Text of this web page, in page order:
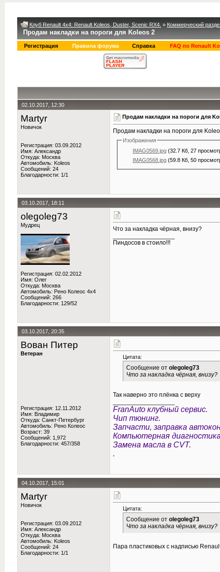
Клуб Renault 4x4: Renault Koleos, Duster, Scenic RX4. » Коммерческий
Продам накладки на пороги для Koleos 2
Регистрация Правила форума Справка FAQ по Renault
02.10.2017, 12:30
Martyr
Новичок
Регистрация: 03.09.2012
Имя: Александр
Откуда: Москва
Автомобиль: Koleos
Сообщений: 24
Благодарности: 1/1
Продам накладки на пороги для
Продам накладки на пороги для
Изображения
IMAG0569.jpg (32.7 Кб, 27
IMAG0568.jpg (59.8 Кб, 50
03.10.2017, 18:11
olegoleg73
Мудрец
Регистрация: 02.02.2012
Имя: Олег
Откуда: Москва
Автомобиль: Рено Колеос 4х4
Сообщений: 266
Благодарности: 129/52
Что за накладка чёрная, внизу?
Пиндосов в стоило!!!
03.10.2017, 20:35
Вован Питер
Ветеран
Регистрация: 12.11.2012
Имя: Владимир
Откуда: Санкт-Петербург
Автомобиль: Рено Колеос
Возраст: 39
Сообщений: 1,972
Благодарности: 457/358
Цитата:
Сообщение от olegoleg73
Что за накладка чёрная, внизу?
Так наверно это плёнка с верху
FranAuto клубный сервис.
Чип тюнинг.
Запчасти, заправка
Компьютерная
Замена масла в CVT.
.
04.10.2017, 15:01
Martyr
Новичок
Регистрация: 03.09.2012
Имя: Александр
Откуда: Москва
Автомобиль: Koleos
Сообщений: 24
Благодарности: 1/1
Цитата:
Сообщение от olegoleg73
Что за накладка чёрная, внизу?
Пара пластиковых с надписью